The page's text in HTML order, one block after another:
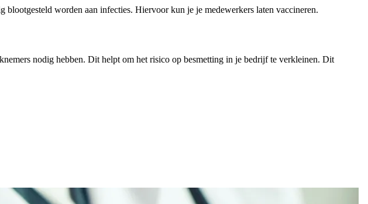
worden aan infecties. Hiervoor kun je je medewerkers laten vaccineren.
nodig hebben. Dit helpt om het risico op besmetting in je bedrijf te verkleinen. Dit